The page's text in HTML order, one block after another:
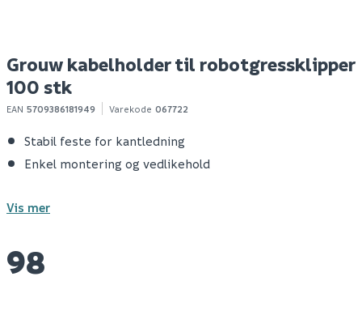
Grouw kabelholder til robotgressklipper
100 stk
EAN 5709386181949 Varekode 067722
Stabil feste for kantledning
Enkel montering og vedlikehold
Vis mer
98